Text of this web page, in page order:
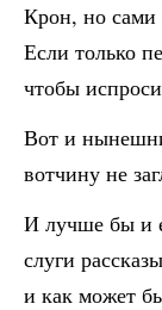
Крон, но сами
Если только
чтобы
Вот и
вотчину не
И лучше бы и
слуги
и как может